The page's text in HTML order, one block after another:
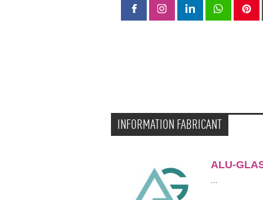
INFORMATION FABRICANT
ALU-
...